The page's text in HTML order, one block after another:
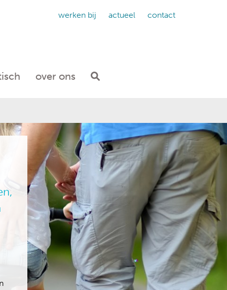
werken bij actueel contact
over ons